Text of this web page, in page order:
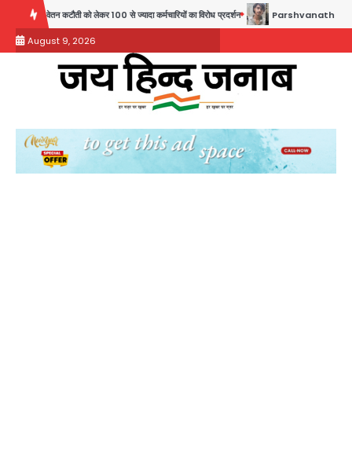
content
100 से ज्यादा कर्मचारियों का विरोध प्रदर्शन Parshvanath Building Shooting:
August 9, 2026